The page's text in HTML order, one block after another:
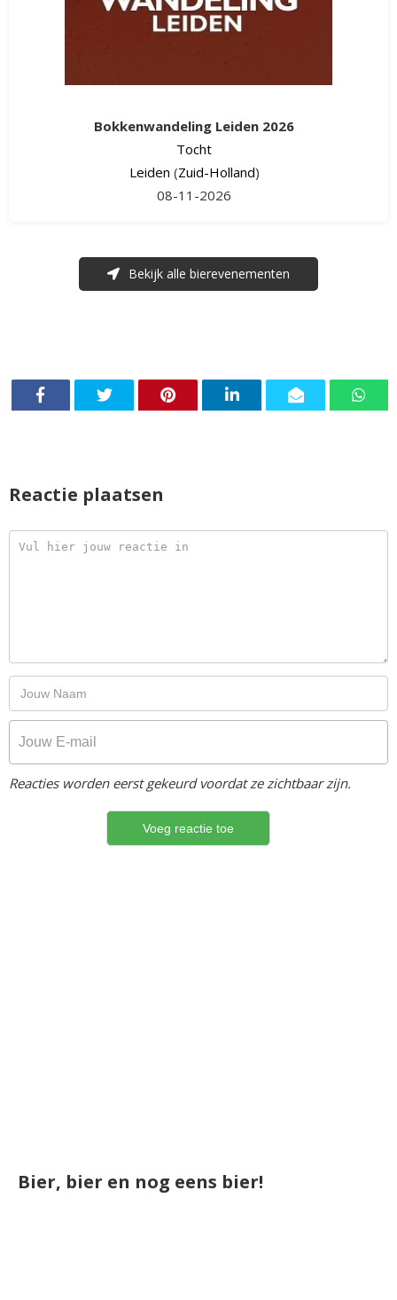
Bokkenwandeling Leiden 2026
Tocht
Leiden (Zuid-Holland)
08-11-2026
Bekijk alle bierevenementen
Reactie plaatsen
Reacties worden eerst gekeurd voordat ze zichtbaar zijn.
Bier, bier en nog eens bier!